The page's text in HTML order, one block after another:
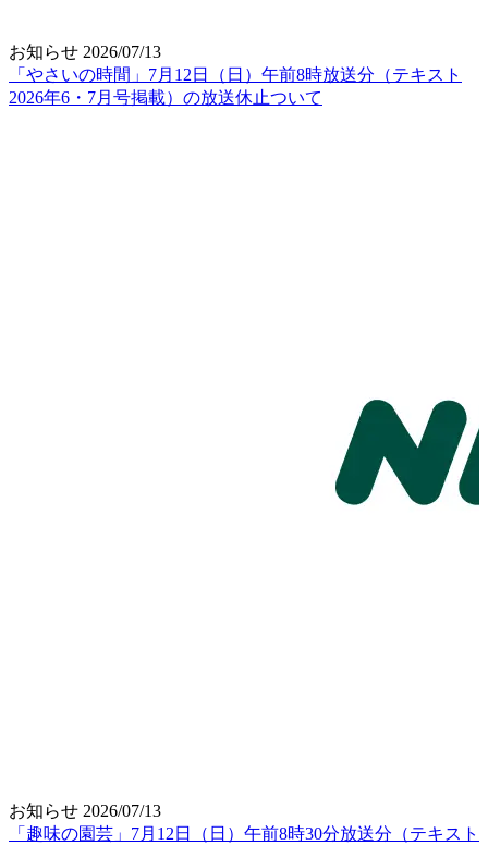
お知らせ 2026/07/13
「やさいの時間」7月12日（日）午前8時放送分（テキスト
2026年6・7月号掲載）の放送休止ついて
お知らせ 2026/07/13
「趣味の園芸」7月12日（日）午前8時30分放送分（テキスト